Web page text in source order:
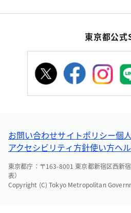
東京都公式
お問い合わせサイトポリシー個
アクセシビリティ方針使い方ヘ
東京都庁：〒163-8001 東京都新宿区西新
表）
Copyright (C) Tokyo Metropolitan